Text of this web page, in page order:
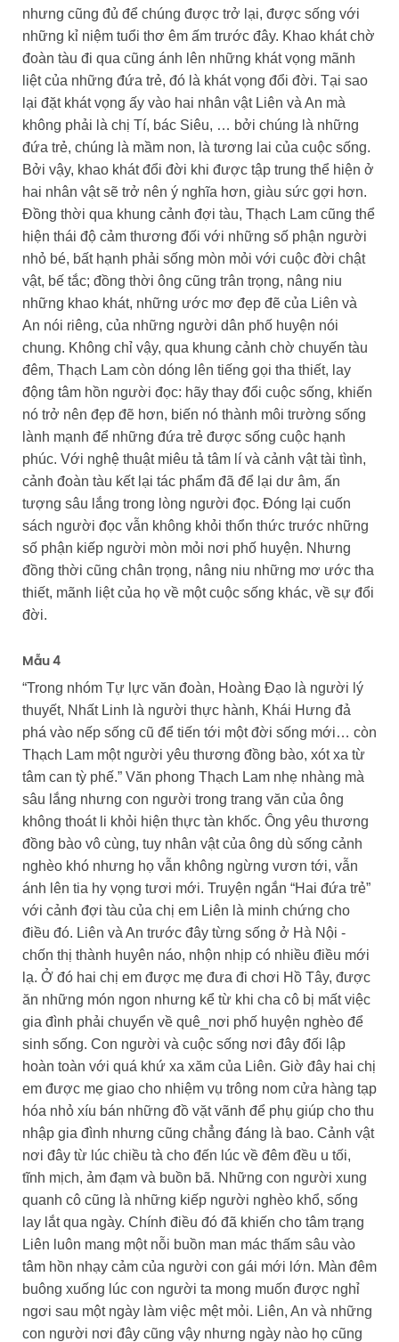
nhưng cũng đủ để chúng được trở lại, được sống với
những kỉ niệm tuổi thơ êm ấm trước đây. Khao khát chờ
đoàn tàu đi qua cũng ánh lên những khát vọng mãnh
liệt của những đứa trẻ, đó là khát vọng đổi đời. Tại sao
lại đặt khát vọng ấy vào hai nhân vật Liên và An mà
không phải là chị Tí, bác Siêu, … bởi chúng là những
đứa trẻ, chúng là mầm non, là tương lai của cuộc sống.
Bởi vậy, khao khát đổi đời khi được tập trung thể hiện ở
hai nhân vật sẽ trở nên ý nghĩa hơn, giàu sức gợi hơn.
Đồng thời qua khung cảnh đợi tàu, Thạch Lam cũng thể
hiện thái độ cảm thương đối với những số phận người
nhỏ bé, bất hạnh phải sống mòn mỏi với cuộc đời chật
vật, bế tắc; đồng thời ông cũng trân trọng, nâng niu
những khao khát, những ước mơ đẹp đẽ của Liên và
An nói riêng, của những người dân phố huyện nói
chung. Không chỉ vậy, qua khung cảnh chờ chuyến tàu
đêm, Thạch Lam còn dóng lên tiếng gọi tha thiết, lay
động tâm hồn người đọc: hãy thay đổi cuộc sống, khiến
nó trở nên đẹp đẽ hơn, biến nó thành môi trường sống
lành mạnh để những đứa trẻ được sống cuộc hạnh
phúc. Với nghệ thuật miêu tả tâm lí và cảnh vật tài tình,
cảnh đoàn tàu kết lại tác phẩm đã để lại dư âm, ấn
tượng sâu lắng trong lòng người đọc. Đóng lại cuốn
sách người đọc vẫn không khỏi thổn thức trước những
số phận kiếp người mòn mỏi nơi phố huyện. Nhưng
đồng thời cũng chân trọng, nâng niu những mơ ước tha
thiết, mãnh liệt của họ về một cuộc sống khác, về sự đổi
đời.
Mẫu 4
“Trong nhóm Tự lực văn đoàn, Hoàng Đạo là người lý
thuyết, Nhất Linh là người thực hành, Khái Hưng đả
phá vào nếp sống cũ để tiến tới một đời sống mới… còn
Thạch Lam một người yêu thương đồng bào, xót xa từ
tâm can tỳ phế.” Văn phong Thạch Lam nhẹ nhàng mà
sâu lắng nhưng con người trong trang văn của ông
không thoát li khỏi hiện thực tàn khốc. Ông yêu thương
đồng bào vô cùng, tuy nhân vật của ông dù sống cảnh
nghèo khó nhưng họ vẫn không ngừng vươn tới, vẫn
ánh lên tia hy vọng tươi mới. Truyện ngắn “Hai đứa trẻ”
với cảnh đợi tàu của chị em Liên là minh chứng cho
điều đó. Liên và An trước đây từng sống ở Hà Nội -
chốn thị thành huyên náo, nhộn nhịp có nhiều điều mới
lạ. Ở đó hai chị em được mẹ đưa đi chơi Hồ Tây, được
ăn những món ngon nhưng kể từ khi cha cô bị mất việc
gia đình phải chuyển về quê_nơi phố huyện nghèo để
sinh sống. Con người và cuộc sống nơi đây đối lập
hoàn toàn với quá khứ xa xăm của Liên. Giờ đây hai chị
em được mẹ giao cho nhiệm vụ trông nom cửa hàng tạp
hóa nhỏ xíu bán những đồ vặt vãnh để phụ giúp cho thu
nhập gia đình nhưng cũng chẳng đáng là bao. Cảnh vật
nơi đây từ lúc chiều tà cho đến lúc về đêm đều u tối,
tĩnh mịch, ảm đạm và buồn bã. Những con người xung
quanh cô cũng là những kiếp người nghèo khổ, sống
lay lắt qua ngày. Chính điều đó đã khiến cho tâm trạng
Liên luôn mang một nỗi buồn man mác thấm sâu vào
tâm hồn nhạy cảm của người con gái mới lớn. Màn đêm
buông xuống lúc con người ta mong muốn được nghỉ
ngơi sau một ngày làm việc mệt mỏi. Liên, An và những
con người nơi đây cũng vậy nhưng ngày nào họ cũng